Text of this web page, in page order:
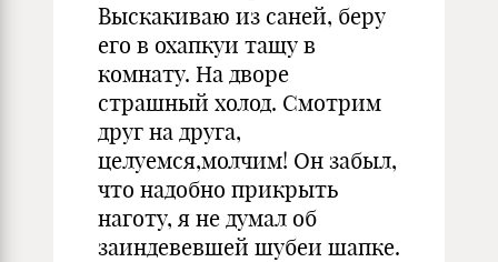
Выскакиваю из саней, беру
его в охапкуи тащу в
комнату. На дворе
страшный холод. Смотрим
друг на друга,
целуемся,молчим! Он забыл,
что надобно прикрыть
наготу, я не думал об
заиндевевшей шубеи шапке.